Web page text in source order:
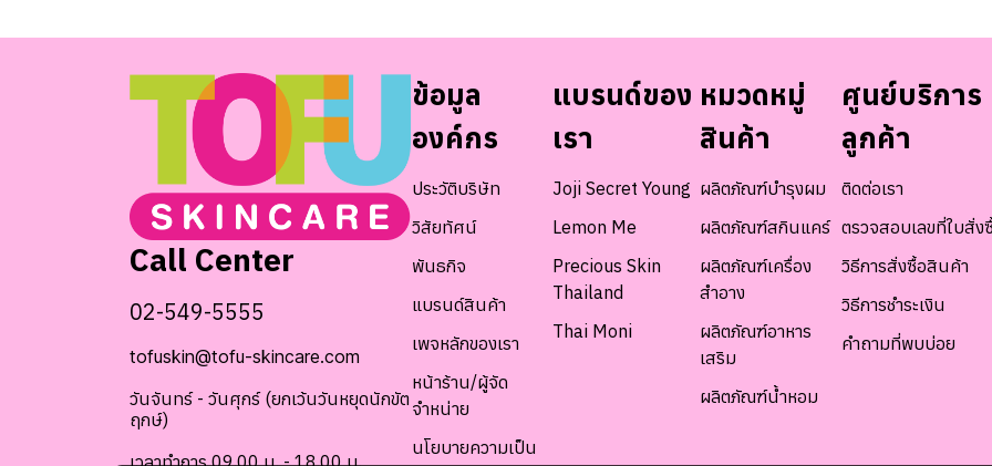
Call Center
02-549-5555
tofuskin@tofu-skincare.com
วันจันทร์ - วันศุกร์ (ยกเว้นวันหยุดนักขัต
ฤกษ์)
เวลาทำการ 09.00 น. - 18.00 น.
ข้อมูล
องค์กร
ประวัติบริษัท
วิสัยทัศน์
พันธกิจ
แบรนด์สินค้า
เพจหลักของเรา
หน้าร้าน/ผู้จัด
จำหน่าย
นโยบายความเป็น
แบรนด์ของ
เรา
Joji Secret Young
Lemon Me
Precious Skin
Thailand
Thai Moni
หมวดหมู่
สินค้า
ผลิตภัณฑ์บำรุงผม
ผลิตภัณฑ์สกินแคร์
ผลิตภัณฑ์เครื่อง
สำอาง
ผลิตภัณฑ์อาหาร
เสริม
ผลิตภัณฑ์น้ำหอม
ศูนย์บริการ
ลูกค้า
ติดต่อเรา
ตรวจสอบเลขที่ใบสั่ง
วิธีการสั่งซื้อสินค้า
วิธีการชำระเงิน
คำถามที่พบบ่อย